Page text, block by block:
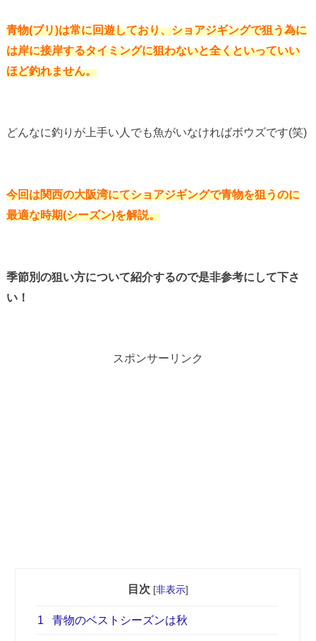
青物(ブリ)は常に回遊しており、ショアジギングで狙う為に
は岸に接岸するタイミングに狙わないと全くといっていい
ほど釣れません。
どんなに釣りが上手い人でも魚がいなければボウズです(笑)
今回は関西の大阪湾にてショアジギングで青物を狙うのに
最適な時期(シーズン)を解説。
季節別の狙い方について紹介するので是非参考にして下さ
い！
スポンサーリンク
目次 [非表示]
1 青物のベストシーズンは秋